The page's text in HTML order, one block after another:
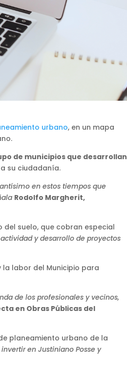
urbano, en un mapa
de municipios que desarrollan
su ciudadanía.
en estos tiempos que
Rodolfo Margherit,
suelo, que cobran especial
y desarrollo de proyectos
la labor del Municipio para
de los profesionales y vecinos,
en Obras Públicas del
planeamiento urbano de la
en Justiniano Posse y